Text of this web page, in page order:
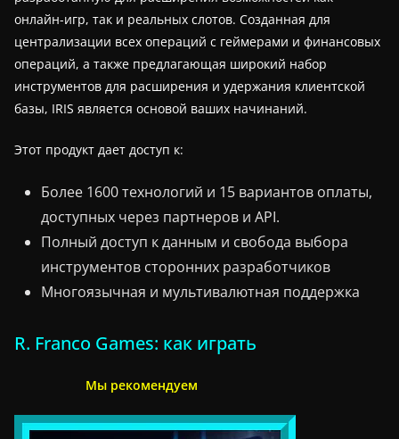
онлайн-игр, так и реальных слотов. Созданная для
централизации всех операций с геймерами и финансовых
операций, а также предлагающая широкий набор
инструментов для расширения и удержания клиентской
базы, IRIS является основой ваших начинаний.
Этот продукт дает доступ к:
Более 1600 технологий и 15 вариантов оплаты,
доступных через партнеров и API.
Полный доступ к данным и свобода выбора
инструментов сторонних разработчиков
Многоязычная и мультивалютная поддержка
R. Franco Games: как играть
Мы рекомендуем